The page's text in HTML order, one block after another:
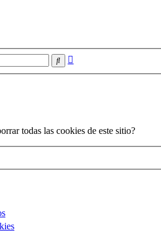
Buscar
todas las cookies de este sitio?